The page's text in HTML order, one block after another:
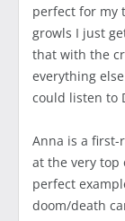
perfect for my
growls I just
that with the
everything
could listen to
Anna is a first-
at the very top
perfect
doom/death